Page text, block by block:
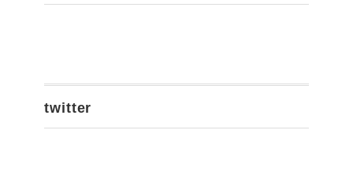
twitter